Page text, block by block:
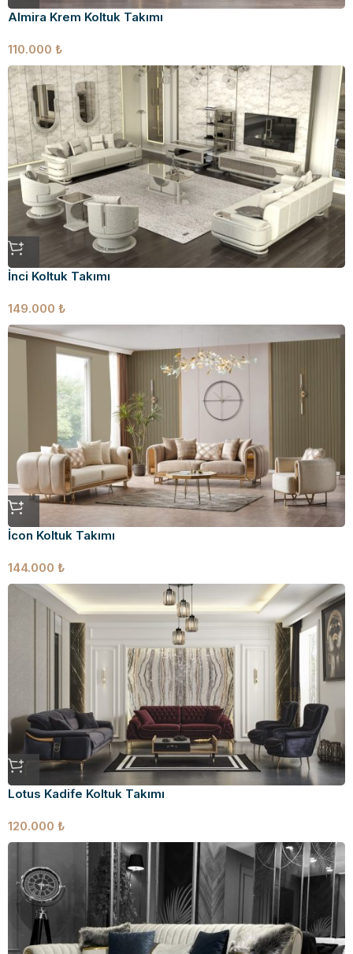
Almira Krem Koltuk Takımı
110.000 ₺
İnci Koltuk Takımı
149.000 ₺
İcon Koltuk Takımı
144.000 ₺
Lotus Kadife Koltuk Takımı
120.000 ₺